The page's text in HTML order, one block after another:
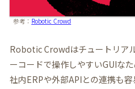
参考： Robotic Crowd
Robotic Crowdはチュートリア
ーコードで操作しやすいGUIな
社内ERPや外部APIとの連携も容